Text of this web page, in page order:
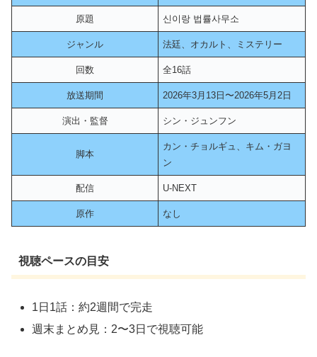
原題 신이랑 법률사무소
ジャンル 法廷、オカルト、ミステリー
回数 全16話
放送期間 2026年3月13日〜2026年5月2日
演出・監督 シン・ジュンフン
脚本
カン・チョルギュ、キム・ガヨ
ン
配信 U-NEXT
原作 なし
視聴ペースの目安
1日1話：約2週間で完走
週末まとめ見：2〜3日で視聴可能